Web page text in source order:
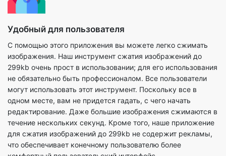
С помощью этого приложения вы можете легко сжимать
изображения. Наш инструмент сжатия изображений до
299kb очень прост в использовании; для его использования
могут использовать этот инструмент. Поскольку все в
одном месте, вам не придется гадать, с чего начать
редактирование. Даже большие изображения сжимаются в
течение нескольких секунд. Кроме того, наше приложение
для сжатия изображений до 299kb не содержит рекламы,
что обеспечивает конечному пользователю более
комфортный пользовательский интерфейс.